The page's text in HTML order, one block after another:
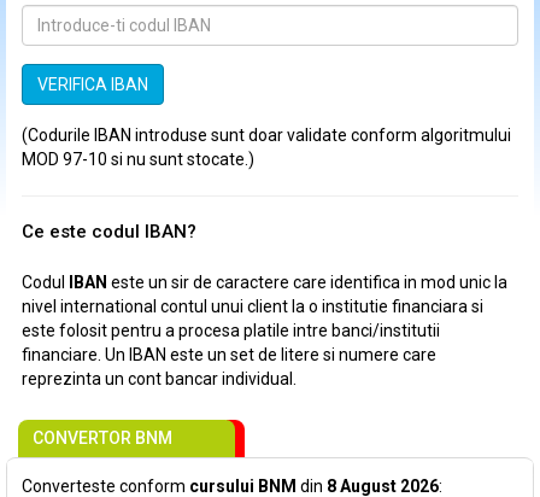
(Codurile IBAN introduse sunt doar validate conform algoritmului
MOD 97-10 si nu sunt stocate.)
Ce este codul IBAN?
Codul IBAN este un sir de caractere care identifica in mod unic la
nivel international contul unui client la o institutie financiara si
este folosit pentru a procesa platile intre banci/institutii
financiare. Un IBAN este un set de litere si numere care
reprezinta un cont bancar individual.
CONVERTOR BNM
Converteste conform cursului BNM din 8 August 2026: